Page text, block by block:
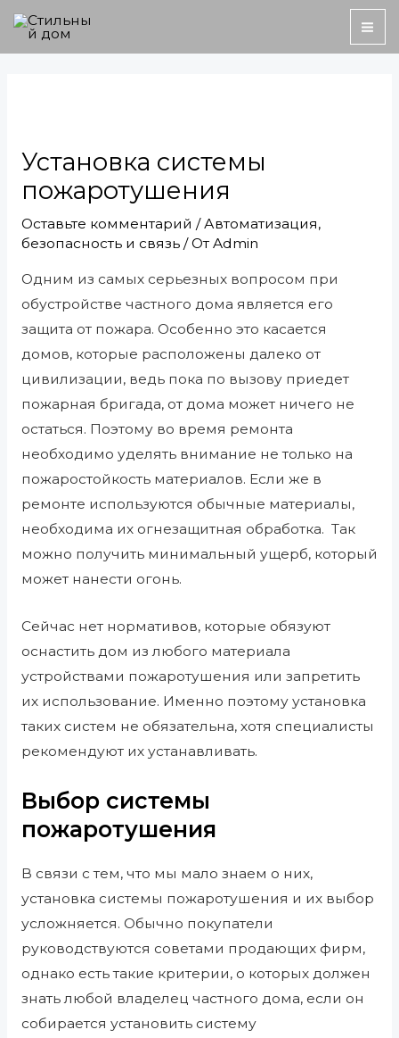
Перейти
Установка системы
пожаротушения
Оставьте комментарий /Автоматизация,
безопасность и связь/ От Admin
Одним из самых серьезных вопросом при
обустройстве частного дома является его
защита от пожара. Особенно это касается
домов, которые расположены далеко от
цивилизации, ведь пока по вызову приедет
пожарная бригада, от дома может ничего не
остаться. Поэтому во время ремонта
необходимо уделять внимание не только на
пожаростойкость материалов. Если же в
ремонте используются обычные материалы,
необходима их огнезащитная обработка. Так
можно получить минимальный ущерб, который
может нанести огонь.
Сейчас нет нормативов, которые обязуют
оснастить дом из любого материала
устройствами пожаротушения или запретить
их использование. Именно поэтому установка
таких систем не обязательна, хотя специалисты
рекомендуют их устанавливать.
Выбор системы
пожаротушения
В связи с тем, что мы мало знаем о них,
установка системы пожаротушения и их выбор
усложняется. Обычно покупатели
руководствуются советами продающих фирм,
однако есть такие критерии, о которых должен
знать любой владелец частного дома, если он
собирается установить систему